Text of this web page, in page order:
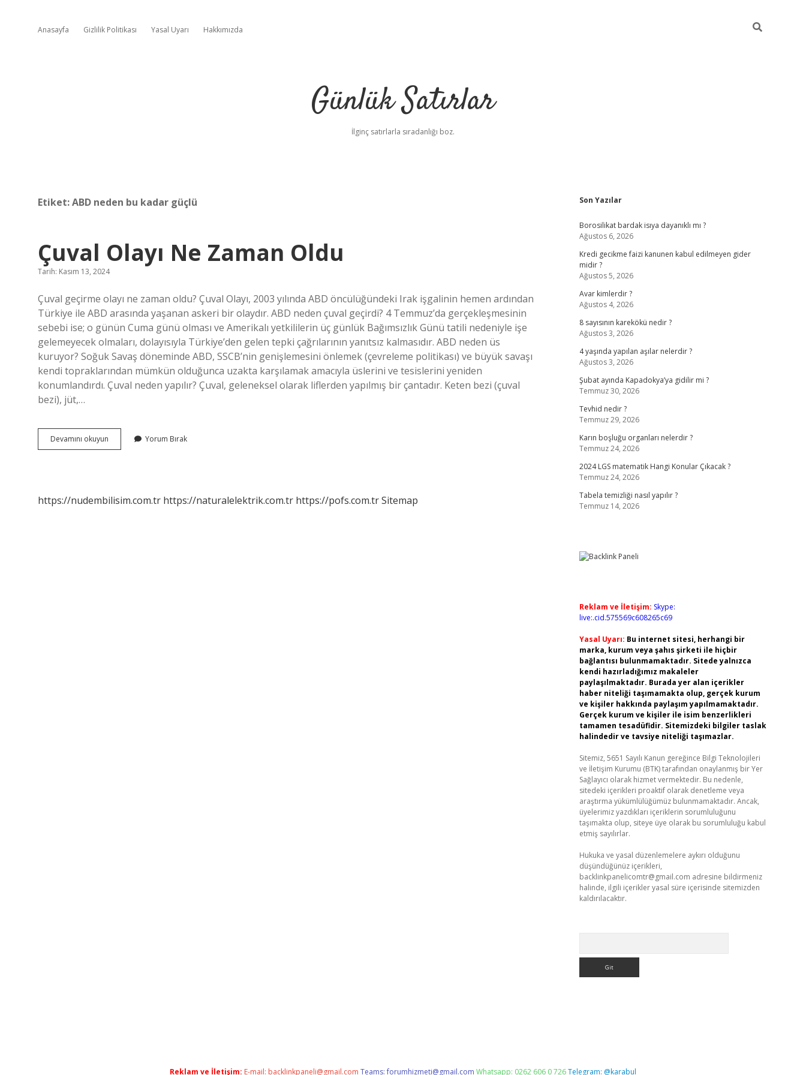
Anasayfa Gizlilik Politikası Yasal Uyarı Hakkımızda
Günlük Satırlar
İlginç satırlarla sıradanlığı boz.
Etiket:ABD neden bu kadar güçlü
Çuval Olayı Ne Zaman Oldu
Tarih: Kasım 13, 2024
Çuval geçirme olayı ne zaman oldu? Çuval Olayı, 2003 yılında ABD öncülüğündeki Irak işgalinin hemen ardından
Türkiye ile ABD arasında yaşanan askeri bir olaydır. ABD neden çuval geçirdi? 4 Temmuz’da gerçekleşmesinin
sebebi ise; o günün Cuma günü olması ve Amerikalı yetkililerin üç günlük Bağımsızlık Günü tatili nedeniyle işe
gelemeyecek olmaları, dolayısıyla Türkiye’den gelen tepki çağrılarının yanıtsız kalmasıdır. ABD neden üs
kuruyor? Soğuk Savaş döneminde ABD, SSCB’nin genişlemesini önlemek (çevreleme politikası) ve büyük savaşı
kendi topraklarından mümkün olduğunca uzakta karşılamak amacıyla üslerini ve tesislerini yeniden
konumlandırdı. Çuval neden yapılır? Çuval, geleneksel olarak liflerden yapılmış bir çantadır. Keten bezi (çuval
bezi), jüt,…
Devamını okuyun
Olayı
Yorum Bırak
https://nudembilisim.com.tr https://naturalelektrik.com.tr https://pofs.com.trSitemap
Sidebar
Son Yazılar
Borosilikat bardak isıya dayanıklı mı ?
Ağustos 6, 2026
Kredi gecikme faizi kanunen kabul edilmeyen gider
midir ?
Ağustos 5, 2026
Avar kimlerdir ?
Ağustos 4, 2026
8 sayısının karekökü nedir ?
Ağustos 3, 2026
4 yaşında yapılan aşılar nelerdir ?
Ağustos 3, 2026
Şubat ayında Kapadokya’ya gidilir mi ?
Temmuz 30, 2026
Tevhid nedir ?
Temmuz 29, 2026
Karın boşluğu organları nelerdir ?
Temmuz 24, 2026
2024 LGS matematik Hangi Konular Çıkacak ?
Temmuz 24, 2026
Tabela temizliği nasıl yapılır ?
Temmuz 14, 2026
Reklam ve İletişim: Skype:
live:.cid.575569c608265c69
Yasal Uyarı: Bu internet sitesi, herhangi bir
marka, kurum veya şahıs şirketi ile hiçbir
bağlantısı bulunmamaktadır. Sitede yalnızca
kendi hazırladığımız makaleler
paylaşılmaktadır. Burada yer alan içerikler
haber niteliği taşımamakta olup, gerçek kurum
ve kişiler hakkında paylaşım yapılmamaktadır.
Gerçek kurum ve kişiler ile isim benzerlikleri
tamamen tesadüfidir. Sitemizdeki bilgiler taslak
halindedir ve tavsiye niteliği taşımazlar.
Sitemiz, 5651 Sayılı Kanun gereğince Bilgi Teknolojileri
ve İletişim Kurumu (BTK) tarafından onaylanmış bir Yer
Sağlayıcı olarak hizmet vermektedir. Bu nedenle,
sitedeki içerikleri proaktif olarak denetleme veya
araştırma yükümlülüğümüz bulunmamaktadır. Ancak,
üyelerimiz yazdıkları içeriklerin sorumluluğunu
taşımakta olup, siteye üye olarak bu sorumluluğu kabul
etmiş sayılırlar.
Hukuka ve yasal düzenlemelere aykırı olduğunu
düşündüğünüz içerikleri,
backlinkpanelicomtr@gmail.com adresine bildirmeniz
halinde, ilgili içerikler yasal süre içerisinde sitemizden
kaldırılacaktır.
Reklam ve İletişim: E-mail: backlinkpaneli@gmail.com Teams:forumhizmeti@gmail.com Whatsapp: 0262 606 0 726Telegram: @karabul